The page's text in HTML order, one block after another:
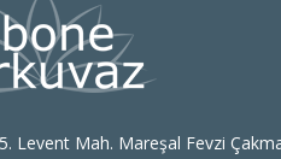
5. Levent Mah. Mareşal Fevzi